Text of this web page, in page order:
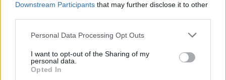
Downstream Participants that may further disclose it to other
Personal Data Processing Opt Outs
I want to opt-out of the Sharing of my
personal data.
Opted In
Από τον Βόλο στη Λαμία ο Ιβάν